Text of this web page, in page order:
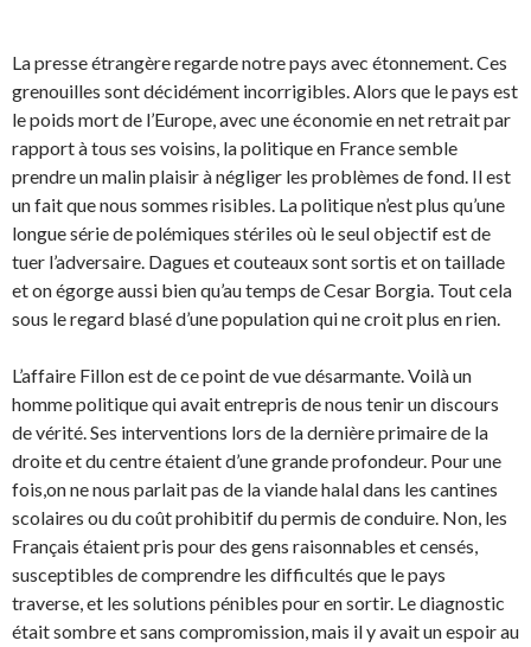
La presse étrangère regarde notre pays avec étonnement. Ces
grenouilles sont décidément incorrigibles. Alors que le pays est
le poids mort de l’Europe, avec une économie en net retrait par
rapport à tous ses voisins, la politique en France semble
prendre un malin plaisir à négliger les problèmes de fond. Il est
un fait que nous sommes risibles. La politique n’est plus qu’une
longue série de polémiques stériles où le seul objectif est de
tuer l’adversaire. Dagues et couteaux sont sortis et on taillade
et on égorge aussi bien qu’au temps de Cesar Borgia. Tout cela
sous le regard blasé d’une population qui ne croit plus en rien.
L’affaire Fillon est de ce point de vue désarmante.Voilà un
homme politique qui avait entrepris de nous tenir un discours
de vérité. Ses interventions lors de la dernière primaire de la
droite et du centre étaient d’une grande profondeur. Pour une
fois,on ne nous parlait pas de la viande halal dans les cantines
scolaires ou du coût prohibitif du permis de conduire. Non, les
Français étaient pris pour des gens raisonnables et censés,
susceptibles de comprendre les difficultés que le pays
traverse, et les solutions pénibles pour en sortir. Le diagnostic
était sombre et sans compromission, mais il y avait un espoir au